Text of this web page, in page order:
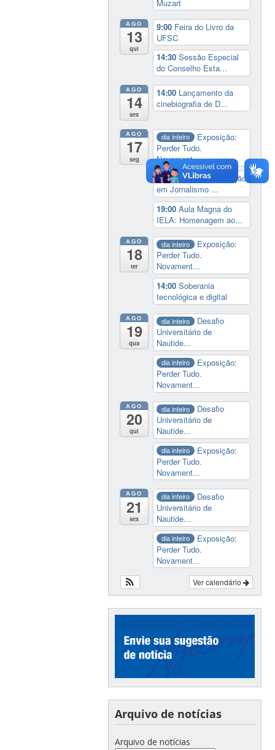
Muzart
AGO
13
qui
9:00 Feira do Livro da
UFSC
14:30Sessão Especial
do Conselho Esta...
AGO
14
sex
14:00 Lançamento da
cinebiografia de D...
AGO
17
seg
dia inteiro
Exposição:
Perder Tudo.
Novament...
16:00 Curso de formação
em Jornalismo ...
19:00Aula Magna do
IELA: Homenagem ao...
AGO
18
ter
dia inteiro
Exposição:
Perder Tudo.
Novament...
14:00Soberania
tecnológica e digital
AGO
19
qua
dia inteiro
Desafio
Universitário de
Nautide...
dia inteiro
Exposição:
Perder Tudo.
Novament...
AGO
20
qui
dia inteiro
Desafio
Universitário de
Nautide...
dia inteiro
Exposição:
Perder Tudo.
Novament...
AGO
21
sex
dia inteiro
Desafio
Universitário de
Nautide...
dia inteiro
Exposição:
Perder Tudo.
Novament...
Ver calendário
Arquivo de notícias
Arquivo de notícias